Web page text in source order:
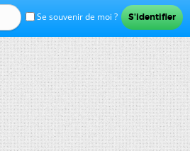
Se souvenir de moi ?